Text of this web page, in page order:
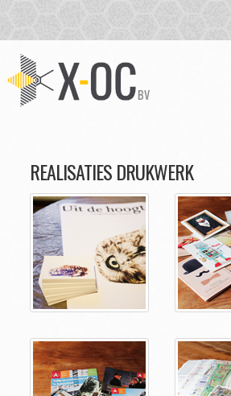
REALISATIES DRUKWERK